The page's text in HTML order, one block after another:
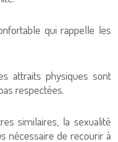
qui rappelle les
attraits physiques sont
respectées.
similaires, la sexualité
nécessaire de recourir à